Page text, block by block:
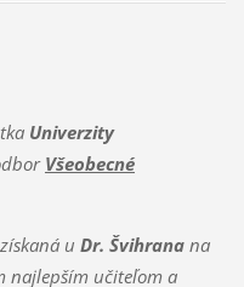
Univerzity
Všeobecné
u Dr. Švihranana
najlepším učiteľom a